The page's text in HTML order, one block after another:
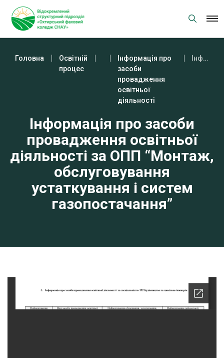
content
Головна
Освітній
процес
Інформація про
засоби
провадження
освітньої
діяльності
Інформація про засоби провадження освітньої діяльності за ОПП “Монтаж, обслуговування устаткування і систем газопостачання”
Інформація про засоби
провадження освітньої
діяльності за ОПП “Монтаж,
обслуговування
устаткування і систем
газопостачання”